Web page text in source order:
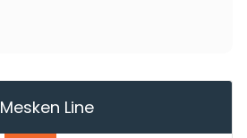
Mesken Line